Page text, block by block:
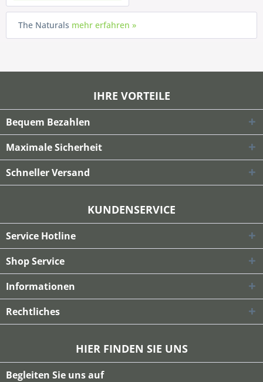
The Naturals mehr erfahren »
IHRE VORTEILE
Bequem Bezahlen
Maximale Sicherheit
Schneller Versand
KUNDENSERVICE
Service Hotline
Shop Service
Informationen
Rechtliches
HIER FINDEN SIE UNS
Begleiten Sie uns auf